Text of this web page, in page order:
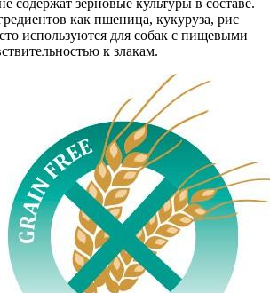
как пшеница, кукуруза, рис
используются для собак с пищевыми
к злакам.